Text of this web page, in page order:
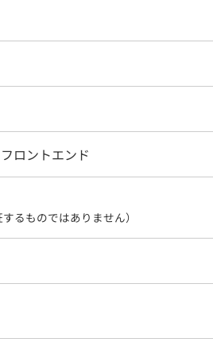
ロントエンド
るものではありません）